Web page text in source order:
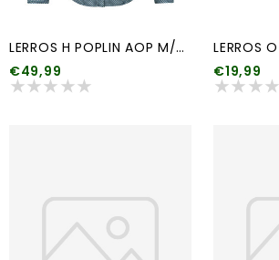
LERROS H POPLIN AOP M/TIE
€49,99
€19,99